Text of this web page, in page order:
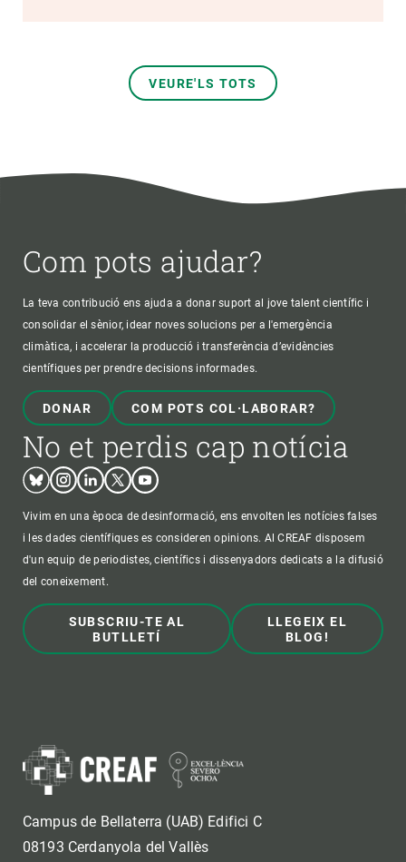
VEURE'LS TOTS
Com pots ajudar?
La teva contribució ens ajuda a donar suport al jove talent científic i
consolidar el sènior, idear noves solucions per a l'emergència
climàtica, i accelerar la producció i transferència d’evidències
científiques per prendre decisions informades.
DONAR COM POTS COL·LABORAR?
No et perdis cap notícia
BlueskyInstagram
LinkedinTwitterYoutube
Vivim en una època de desinformació, ens envolten les notícies falses
i les dades científiques es consideren opinions. Al CREAF disposem
d'un equip de periodistes, científics i dissenyadors dedicats a la difusió
del coneixement.
SUBSCRIU-TE AL
BUTLLETÍ
LLEGEIX EL
BLOG!
Campus de Bellaterra (UAB) Edifici C
08193 Cerdanyola del Vallès